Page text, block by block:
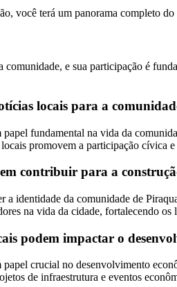
você terá um panorama completo
comunidade, e sua participação é
locais para a
fundamental na vida da
promovem a participação cívica
contribuir para a
a identidade da comunidade de
na vida da cidade, fortalecendo os
podem impactar o
crucial no desenvolvimento
de infraestrutura e eventos